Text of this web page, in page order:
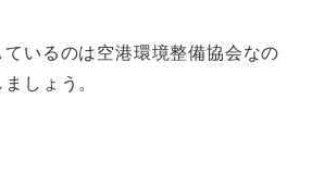
ているのは空港環境整備協会なの
しょう。